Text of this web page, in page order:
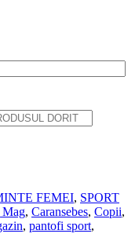
FEMEI, SPORT
, Caransebes, Copii,
, pantofi sport,